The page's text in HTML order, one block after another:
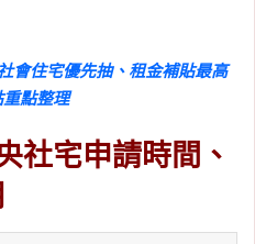
會住宅優先抽、租金補貼最高
點整理
社宅申請時間、